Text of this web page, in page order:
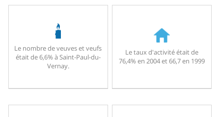
Le nombre de veuves et veufs
était de 6,6% à Saint-Paul-du-
Vernay.
Le taux d'activité était de
76,4% en 2004 et 66,7 en 1999